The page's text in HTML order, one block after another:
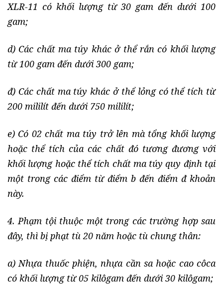
XLR-11 có khối lượng từ 30 gam đến dưới 100
gam;
d) Các chất ma túy khác ở thể rắn có khối lượng
từ 100 gam đến dưới 300 gam;
đ) Các chất ma túy khác ở thể lỏng có thể tích từ
200 mililít đến dưới 750 mililít;
e) Có 02 chất ma túy trở lên mà tổng khối lượng
hoặc thể tích của các chất đó tương đương với
khối lượng hoặc thể tích chất ma túy quy định tại
một trong các điểm từ điểm b đến điểm đ khoản
này.
4. Phạm tội thuộc một trong các trường hợp sau
đây, thì bị phạt tù 20 năm hoặc tù chung thân:
a) Nhựa thuốc phiện, nhựa cần sa hoặc cao côca
có khối lượng từ 05 kilôgam đến dưới 30 kilôgam;